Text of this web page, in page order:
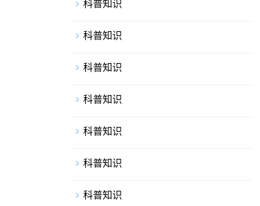
科普知识
科普知识
科普知识
科普知识
科普知识
科普知识
科普知识